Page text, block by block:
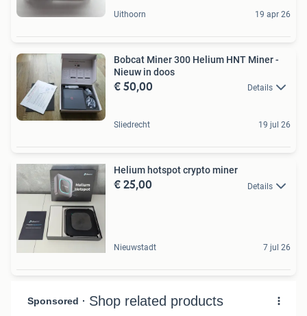
Uithoorn 19 apr 26
Bobcat Miner 300 Helium HNT Miner -
Nieuw in doos
€ 50,00 Details
Sliedrecht 19 jul 26
Helium hotspot crypto miner
€ 25,00 Details
Nieuwstadt 7 jul 26